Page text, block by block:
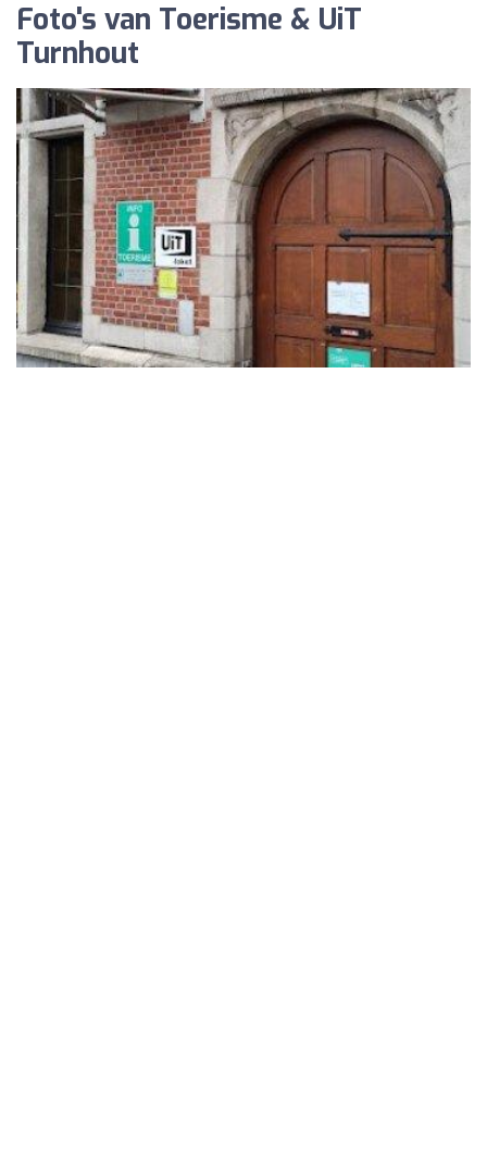
Foto's van Toerisme & UiT
Turnhout